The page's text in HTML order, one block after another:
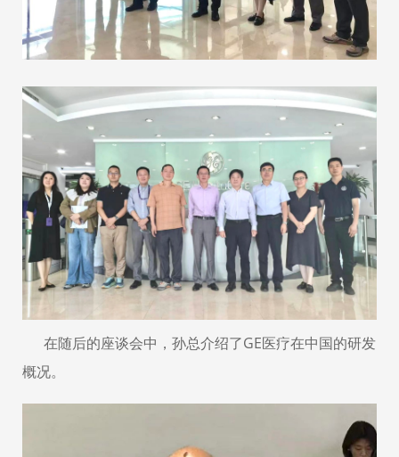
在随后的座谈会中，孙总介绍了GE医疗在中国的研发
概况。